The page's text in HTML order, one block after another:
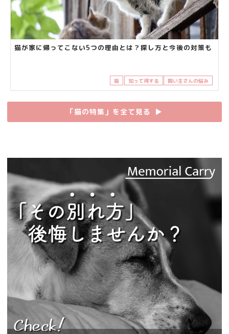
猫が家に帰ってこない5つの理由とは？探し方と今後の対策も
猫 知って得する 飼い主さんの悩み
「猫の特集」を全て見る ▶︎